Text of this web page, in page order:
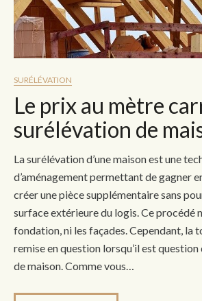
SURÉLÉVATION
Le prix au mètre
surélévation de
La surélévation d’une maison est une
d’aménagement permettant de gagner
créer une pièce supplémentaire sans
surface extérieure du logis. Ce procédé
fondation, ni les façades. Cependant, la
remise en question lorsqu’il est question
de maison. Comme vous…